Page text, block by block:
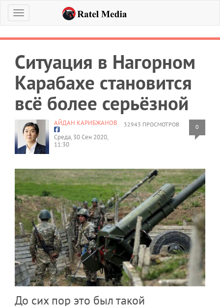
Меню
Ситуация в Нагорном
Карабахе становится
всё более серьёзной
32943 ПРОСМОТРОВ 0
АЙДАН КАРИБЖАНОВ
Среда, 30 Сен 2020,
11:30
До сих пор это был такой